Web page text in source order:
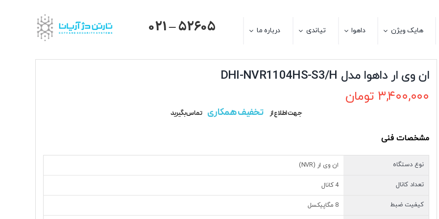
هایک ویژن داهوا تیاندی درباره ما 021 – 52605
ان وی ار داهوا مدل DHI-NVR1104HS-S3/H
۳,۴۰۰,۰۰۰ تومان
جهت اطلاع از تخفیف همکاری تماس بگیرید
مشخصات فنی
نوع دستگاه ان وی ار (NVR)
تعداد کانال 4 کانال
کیفیت ضبط 8 مگاپیکسل